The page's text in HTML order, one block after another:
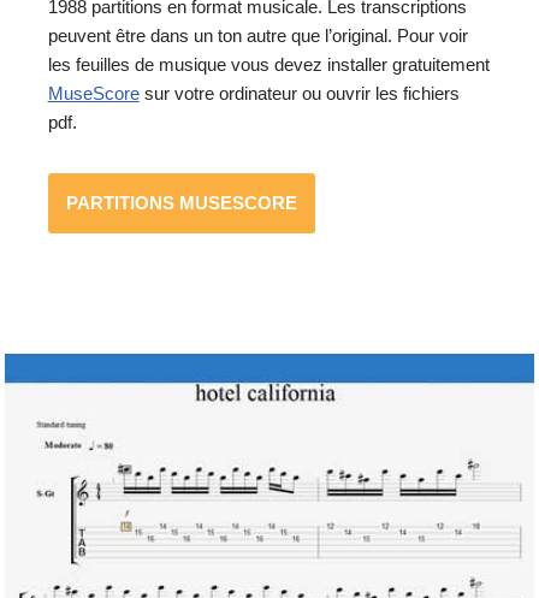
1988 partitions en format musicale. Les transcriptions
peuvent être dans un ton autre que l’original. Pour voir
les feuilles de musique vous devez installer gratuitement
MuseScoresur votre ordinateur ou ouvrir les fichiers
pdf.
PARTITIONS MUSESCORE